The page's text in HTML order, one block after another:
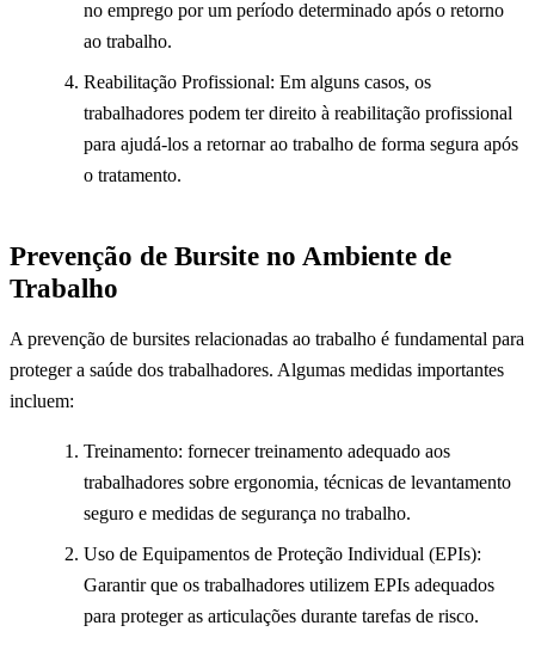
no emprego por um período determinado após o retorno
ao trabalho.
Reabilitação Profissional: Em alguns casos, os
trabalhadores podem ter direito à reabilitação profissional
para ajudá-los a retornar ao trabalho de forma segura após
o tratamento.
Prevenção de Bursite no Ambiente de
Trabalho
A prevenção de bursites relacionadas ao trabalho é fundamental para
proteger a saúde dos trabalhadores. Algumas medidas importantes
incluem:
Treinamento: fornecer treinamento adequado aos
trabalhadores sobre ergonomia, técnicas de levantamento
seguro e medidas de segurança no trabalho.
Uso de Equipamentos de Proteção Individual (EPIs):
Garantir que os trabalhadores utilizem EPIs adequados
para proteger as articulações durante tarefas de risco.